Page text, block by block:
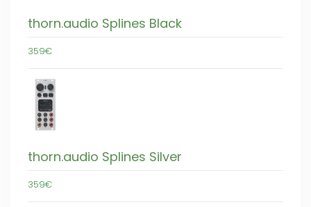
thorn.audio Splines Black
359€
thorn.audio Splines Silver
359€